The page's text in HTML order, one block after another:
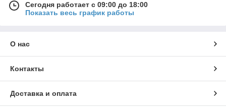
Сегодня работает с 09:00 до 18:00
Показать весь график работы
О нас
Контакты
Доставка и оплата